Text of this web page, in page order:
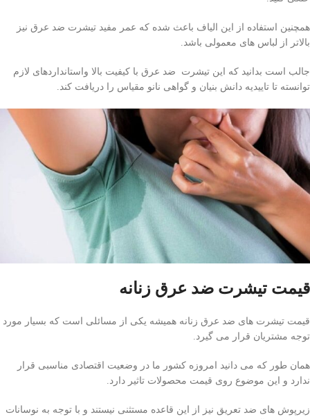
همچنین استفاده از این الیاف باعث شده که عمر مفید تیشرت ضد عرق نیز
بالاتر از لباس های معمولی باشد.
جالب است بدانید که این تیشرت ضد عرق با کیفیت بالا واستانداردهای لازم
توانسته تا تاییدیه دانش بنیان و گواهی نانو مقیاس را دریافت کند.
قیمت تیشرت ضد عرق زنانه
قیمت تیشرت های ضد عرق زنانه همیشه یکی از مسائلی است که بسیار مورد
توجه مشتریان قرار می گیرد.
همان طور که می دانید امروزه کشور ما در وضعیت اقتصادی مناسبی قرار
ندارد و این موضوع روی قیمت محصولات تاثیر دارد.
زیرپوش های ضد تعریق نیز از این قاعده مستثنی نیستند و با توجه به نوسانات